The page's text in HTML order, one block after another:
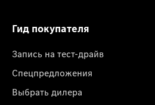
Гид покупателя
Запись на тест-драйв
Спецпредложения
Выбрать дилера